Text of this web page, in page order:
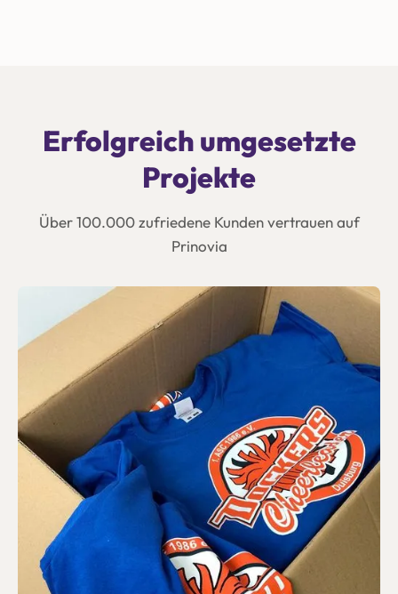
Erfolgreich umgesetzte
Projekte
Über 100.000 zufriedene Kunden vertrauen auf
Prinovia